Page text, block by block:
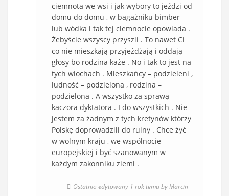
ciemnota we wsi i jak wybory to jeździ od
domu do domu , w bagażniku bimber
lub wódka i tak tej ciemnocie opowiada .
Żebyście wszyscy przyszli . To nawet Ci
co nie mieszkają przyjeżdżają i oddają
głosy bo rodzina każe . No i tak to jest na
tych wiochach . Mieszkańcy – podzieleni ,
ludność – podzielona , rodzina –
podzielona . A wszystko za sprawą
kaczora dyktatora . I do wszystkich . Nie
jestem za żadnym z tych kretynów którzy
Polskę doprowadzili do ruiny . Chce żyć
w wolnym kraju , we wspólnocie
europejskiej i być szanowanym w
każdym zakonniku ziemi .
Ostatnio edytowany 1 rok temu by Marcin